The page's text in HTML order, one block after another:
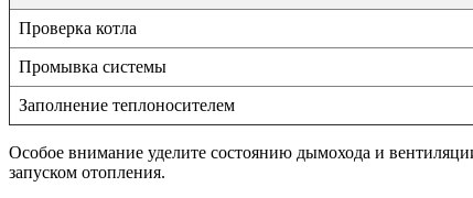
Проверка котла
Промывка системы
Заполнение теплоносителем
Особое внимание уделите состоянию дымохода и
запуском отопления.